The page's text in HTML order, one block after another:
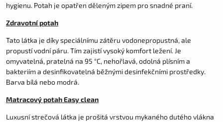
hygienu. Potah je opatřen děleným zipem pro snadné praní.
Zdravotní potah
Tato látka je díky speciálnímu zátěru vodonepropustná, ale
propustí vodní páru. Tím zajistí vysoký komfort ležení. Je
omyvatelná, pratelná na 95 °C, nehořlavá, odolná plísním a
bakteriím a desinfikovatelná běžnými desinfekčními prostředky.
Barva bílá nebo modrá.
Matracový potah Easy clean
Luxusní strečová látka je prošitá vrstvou mykaného dutého vlákna